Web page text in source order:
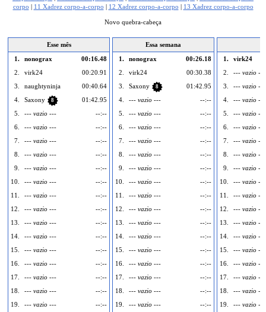
corpo | 11 Xadrez corpo-a-corpo | 12 Xadrez corpo-a-corpo | 13 Xadrez corpo-a-corpo
Novo quebra-cabeça
Esse mês
1.
nonograx
00:16.48
2.
virk24
00:20.91
3.
naughtyninja
00:40.64
4.
Saxony 8
01:42.95
5.
--- vazio ---
--:--
6.
--- vazio ---
--:--
7.
--- vazio ---
--:--
8.
--- vazio ---
--:--
9.
--- vazio ---
--:--
10.
--- vazio ---
--:--
11.
--- vazio ---
--:--
12.
--- vazio ---
--:--
13.
--- vazio ---
--:--
14.
--- vazio ---
--:--
15.
--- vazio ---
--:--
16.
--- vazio ---
--:--
17.
--- vazio ---
--:--
18.
--- vazio ---
--:--
19.
--- vazio --- --:--
Essa semana
1.
nonograx
00:26.18
2.
virk24
00:30.38
3.
Saxony 8
01:42.95
4.
--- vazio ---
--:--
5.
--- vazio ---
--:--
6.
--- vazio ---
--:--
7.
--- vazio ---
--:--
8.
--- vazio ---
--:--
9.
--- vazio ---
--:--
10.
--- vazio ---
--:--
11.
--- vazio ---
--:--
12.
--- vazio ---
--:--
13.
--- vazio ---
--:--
14.
--- vazio ---
--:--
15.
--- vazio ---
--:--
16.
--- vazio ---
--:--
17.
--- vazio ---
--:--
18.
--- vazio ---
--:--
19.
--- vazio --- --:--
1.
virk24
2.
--- vazio ---
3.
--- vazio ---
4.
--- vazio ---
5.
--- vazio ---
6.
--- vazio ---
7.
--- vazio ---
8.
--- vazio ---
9.
--- vazio ---
10.
--- vazio ---
11.
--- vazio ---
12.
--- vazio ---
13.
--- vazio ---
14.
--- vazio ---
15.
--- vazio ---
16.
--- vazio ---
17.
--- vazio ---
18.
--- vazio ---
19.
--- vazio ---